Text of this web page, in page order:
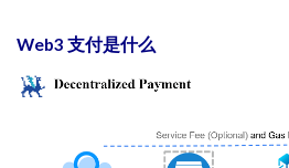
Web3 支付是什么